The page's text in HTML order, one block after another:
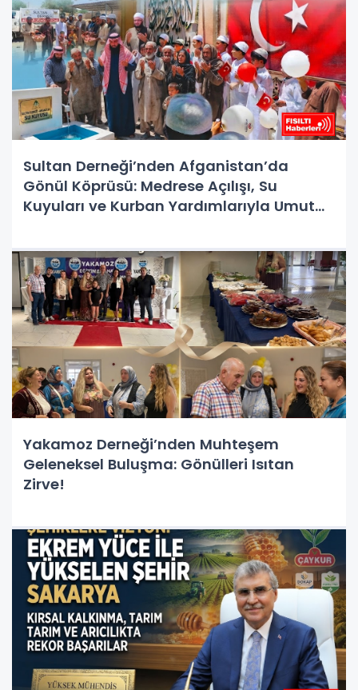
Sultan Derneği’nden Afganistan’da
Gönül Köprüsü: Medrese Açılışı, Su
Kuyuları ve Kurban Yardımlarıyla Umut
Yakamoz Derneği’nden Muhteşem
Geleneksel Buluşma: Gönülleri Isıtan
Zirve!